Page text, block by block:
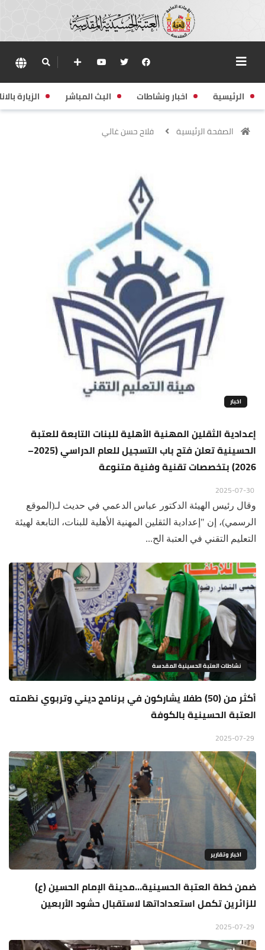
الرئيسية اخبار ونشاطات البث المباشر الزيارة
الصفحة الرئيسية فلاح حسن غالي
اخبار
إعدادية الثقلين المهنية الأهلية للبنات التابعة للعتبة
الحسينية تعلن فتح باب التسجيل للعام الدراسي (2025–
2026) بتخصصات تقنية وفنية متنوعة
وقال رئيس الهيئة الدكتور عباس الدعمي في حديث لـ(الموقع
الرسمي)، إن "إعدادية الثقلين المهنية الأهلية للبنات، التابعة لهيئة
التعليم التقني في العتبة الح...
نشاطات العتبة الحسينية المقدسة
أكثر من (50) طفلا يشاركون في برنامج ديني وتربوي نظمته
العتبة الحسينية بالكوفة
اخبار وتقارير
ضمن خطة العتبة الحسينية…مدينة الإمام الحسين (ع)
للزائرين تكمل استعداداتها لاستقبال حشود الأربعين